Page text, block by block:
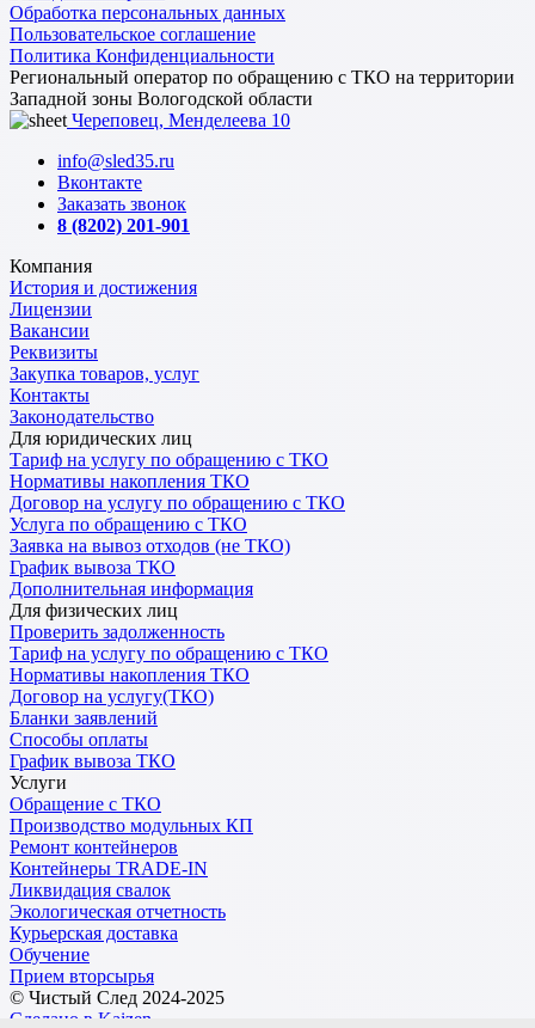
Обработка персональных данных
Пользовательское соглашение
Политика Конфиденциальности
Региональный оператор по обращению с ТКО на территории
Западной зоны Вологодской области
Череповец, Менделеева 10
info@sled35.ru
Вконтакте
Заказать звонок
8 (8202) 201-901
Компания
История и достижения
Лицензии
Вакансии
Реквизиты
Закупка товаров, услуг
Контакты
Законодательство
Для юридических лиц
Тариф на услугу по обращению с ТКО
Нормативы накопления ТКО
Договор на услугу по обращению с ТКО
Услуга по обращению с ТКО
Заявка на вывоз отходов (не ТКО)
График вывоза ТКО
Дополнительная информация
Для физических лиц
Проверить задолженность
Тариф на услугу по обращению с ТКО
Нормативы накопления ТКО
Договор на услугу(ТКО)
Бланки заявлений
Способы оплаты
График вывоза ТКО
Услуги
Обращение с ТКО
Производство модульных КП
Ремонт контейнеров
Контейнеры TRADE-IN
Ликвидация свалок
Экологическая отчетность
Курьерская доставка
Обучение
Прием вторсырья
© Чистый След 2024-2025
Сделано в Kaizen